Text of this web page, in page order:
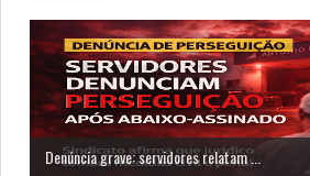
Denúncia grave: servidores relatam ...